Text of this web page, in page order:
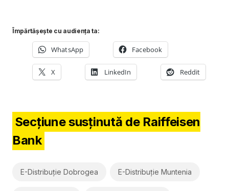
Împărtășește cu audiența ta:
WhatsApp Facebook
X LinkedIn Reddit
Secțiune susținută de Raiffeisen
Bank
E-Distribuție Dobrogea E-Distribuție Muntenia